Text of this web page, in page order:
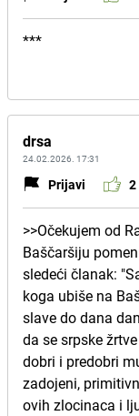
***
drsa
24.02.2026. 17:31
Prijavi 2
>>Očekujem od
Baščaršiju
sledeći članak:
koga ubiše na
slave do dana
da se srpske
dobri i predobri
zadojeni,
ovih zlocinaca i